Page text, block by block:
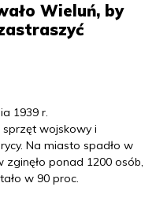
Wieluń, by
1939 r.
wojskowy i
Na miasto spadło w
ponad 1200 osób,
w 90 proc.